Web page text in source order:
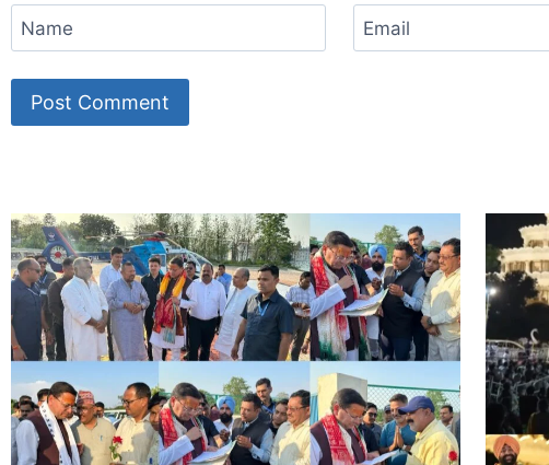
Name Email